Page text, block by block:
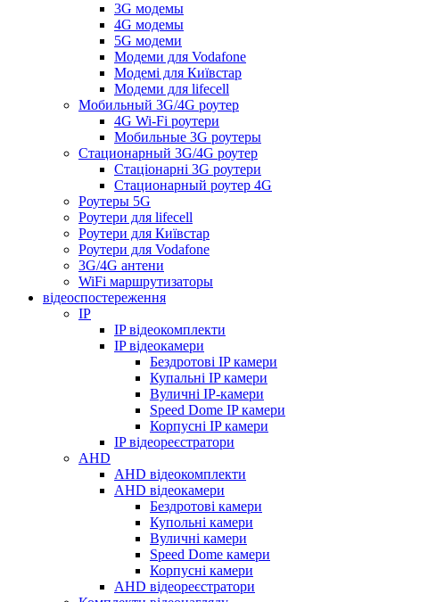
3G модемы
4G модемы
5G модеми
Модеми для Vodafone
Модемі для Київстар
Модеми для lifecell
Мобильный 3G/4G роутер
4G Wi-Fi роутери
Мобильные 3G роутеры
Стационарный 3G/4G роутер
Стаціонарні 3G роутери
Стационарный роутер 4G
Роутеры 5G
Роутери для lifecell
Роутери для Київстар
Роутери для Vodafone
3G/4G антени
WiFi маршрутизаторы
відеоспостереження
IP
IP відеокомплекти
IP відеокамери
Бездротові IP камери
Купальні IP камери
Вуличні IP-камери
Speed Dome IP камери
Корпусні IP камери
IP відеореєстратори
AHD
AHD відеокомплекти
AHD відеокамери
Бездротові камери
Купольні камери
Вуличні камери
Speed Dome камери
Корпусні камери
AHD відеореєстратори